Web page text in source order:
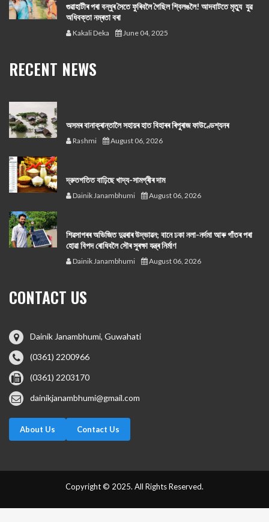
গুৱাহাটীৰ পৰা বন্ধুৰ সৈতে ফুৰিবলৈ গৈছিল শ্বিলঙলৈ! আদবাটতে মৃত্যু যুৱ
অধিবক্তা নম্ৰতা বৰা
Kakali Deka June 04, 2025
RECENT NEWS
অসমৰ বানাক্ৰান্তালৈ সহায়ৰ হাত বিহাৰৰ ৰিপুৰাজ ফাউণ্ডেশ্যনৰ
Rashmi August 06, 2026
দ্রুতগতিত বাঢ়িছে খাদ্য-সামগ্ৰীৰ দাম
Dainik Janambhumi August 06, 2026
শিৱসাগৰৰ অভিজিত দুৱৰাৰ উদ্ভাৱন; বানে ঢকা নলা-নৰ্দমা আৰু গাঁতৰ পৰা
হোৱা বিপদ ৰোধিবলৈ সৌৰ সুৰক্ষা যন্ত্ৰ নিৰ্মাণ
Dainik Janambhumi August 06, 2026
CONTACT US
Dainik Janambhumi, Guwahati
(0361) 2200966
(0361) 2203170
dainikjanambhumi@gmail.com
About Us Contact Us
Copyright © 2025. All Rights Reserved.